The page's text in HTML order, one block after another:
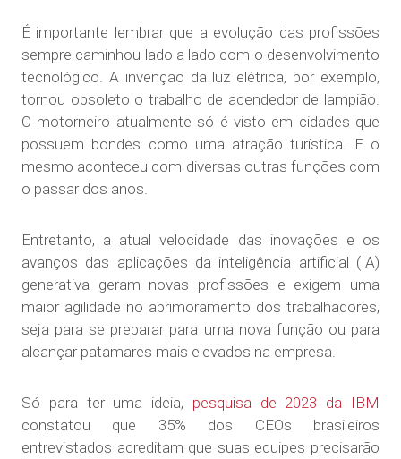
É importante lembrar que a evolução das profissões
sempre caminhou lado a lado com o desenvolvimento
tecnológico. A invenção da luz elétrica, por exemplo,
tornou obsoleto o trabalho de acendedor de lampião.
O motorneiro atualmente só é visto em cidades que
possuem bondes como uma atração turística. E o
mesmo aconteceu com diversas outras funções com
o passar dos anos.
Entretanto, a atual velocidade das inovações e os
avanços das aplicações da inteligência artificial (IA)
generativa geram novas profissões e exigem uma
maior agilidade no aprimoramento dos trabalhadores,
seja para se preparar para uma nova função ou para
alcançar patamares mais elevados na empresa.
Só para ter uma ideia, pesquisa de 2023 da IBM
constatou que 35% dos CEOs brasileiros
entrevistados acreditam que suas equipes precisarão